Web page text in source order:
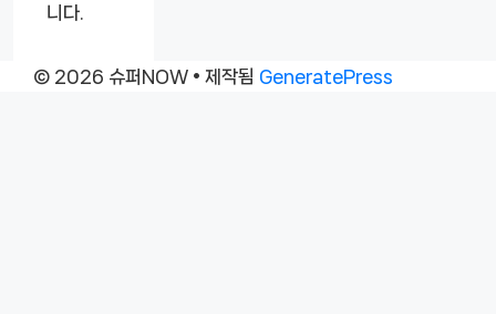
니다.
© 2026 슈퍼NOW • 제작됨 GeneratePress